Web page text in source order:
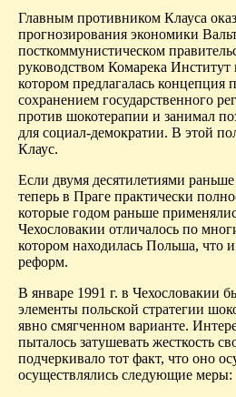
Главным противником Клауса
прогнозирования экономики
посткоммунистическом
руководством Комарека
котором предлагалась
сохранением государственного
против шокотерапии и занимал
для социал-демократии. В этой
Клаус.
Если двумя десятилетиями
теперь в Праге практически
которые годом раньше
Чехословакии отличалось по
котором находилась Польша, что
реформ.
В январе 1991 г. в Чехословакии
элементы польской стратегии
явно смягченном варианте.
пыталось затушевать жесткость
подчеркивало тот факт, что оно
осуществлялись следующие меры: